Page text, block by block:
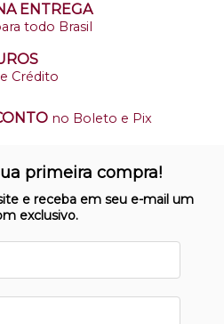
ENTREGA
todo Brasil
Crédito
no Boleto e Pix
em ambiente
primeira compra!
e receba em seu e-mail um
exclusivo.